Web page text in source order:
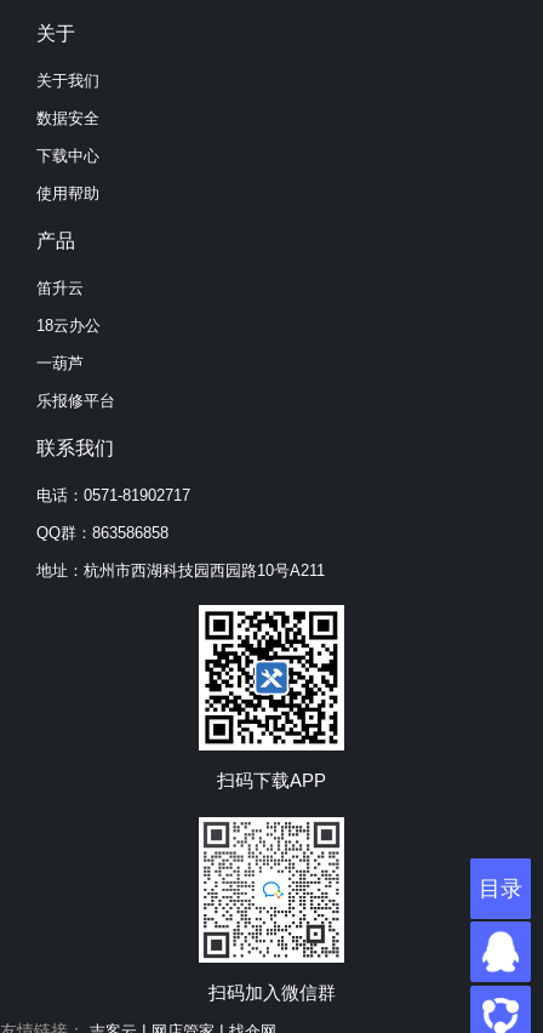
关于
关于我们
数据安全
下载中心
使用帮助
产品
笛升云
18云办公
一葫芦
乐报修平台
联系我们
电话：0571-81902717
QQ群：863586858
地址：杭州市西湖科技园西园路10号A211
扫码下载APP
扫码加入微信群
目录
目录